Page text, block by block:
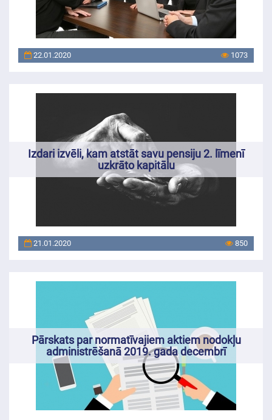
22.01.2020 1073
Izdari izvēli, kam atstāt savu pensiju 2. līmenī
uzkrāto kapitālu
21.01.2020 850
Pārskats par normatīvajiem aktiem nodokļu
administrēšanā 2019. gada decembrī